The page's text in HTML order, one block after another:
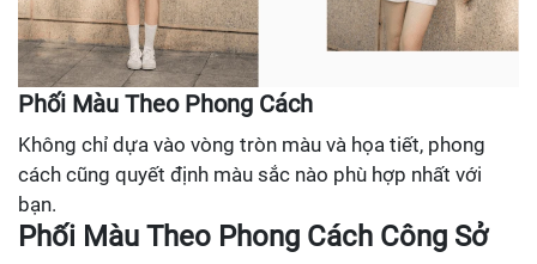
Phối Màu Theo Phong Cách
Không chỉ dựa vào vòng tròn màu và họa tiết, phong
cách cũng quyết định màu sắc nào phù hợp nhất với
bạn.
Phối Màu Theo Phong Cách Công Sở